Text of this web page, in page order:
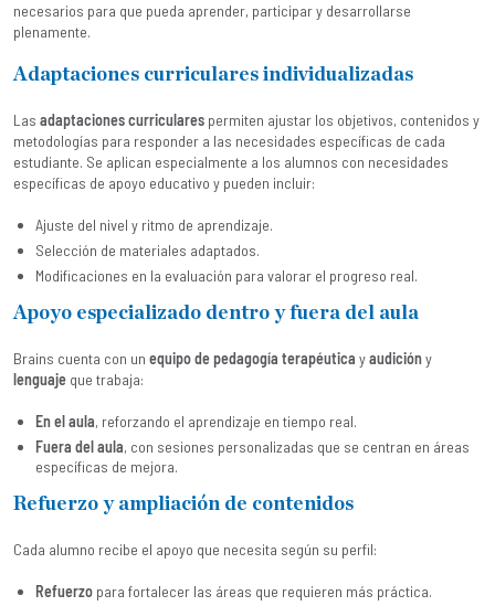
necesarios para que pueda aprender, participar y desarrollarse
plenamente.
Adaptaciones curriculares individualizadas
Las adaptaciones curriculares permiten ajustar los objetivos, contenidos y
metodologías para responder a las necesidades específicas de cada
estudiante. Se aplican especialmente a los alumnos con necesidades
específicas de apoyo educativo y pueden incluir:
Ajuste del nivel y ritmo de aprendizaje.
Selección de materiales adaptados.
Modificaciones en la evaluación para valorar el progreso real.
Apoyo especializado dentro y fuera del aula
Brains cuenta con un equipo de pedagogía terapéutica yaudicióny
lenguaje que trabaja:
En el aula, reforzando el aprendizaje en tiempo real.
Fuera del aula, con sesiones personalizadas que se centran en áreas
específicas de mejora.
Refuerzo y ampliación de contenidos
Cada alumno recibe el apoyo que necesita según su perfil:
Refuerzo para fortalecer las áreas que requieren más práctica.